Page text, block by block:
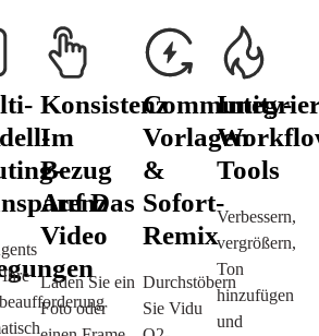
Ihre
Konsistenz
Im
Bezug
Auf Das
Video
Laden Sie ein
Foto oder
Community-
Vorlagen
&
Sofort-
Remix
Durchstöbern
Sie Vidu
Tools
Verbessern,
vergrößern,
Ton
hinzufügen
und